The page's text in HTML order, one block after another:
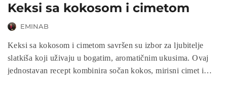
Keksi sa kokosom i cimetom
EMINAB
Keksi sa kokosom i cimetom savršen su izbor za ljubitelje
slatkiša koji uživaju u bogatim, aromatičnim ukusima. Ovaj
jednostavan recept kombinira sočan kokos, mirisni cimet i